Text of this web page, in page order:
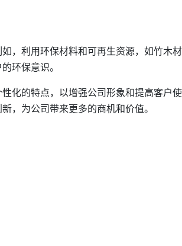
，利用环保材料和可再生资源，如竹木
环保意识。
化的特点，以增强公司形象和提高客户
，为公司带来更多的商机和价值。